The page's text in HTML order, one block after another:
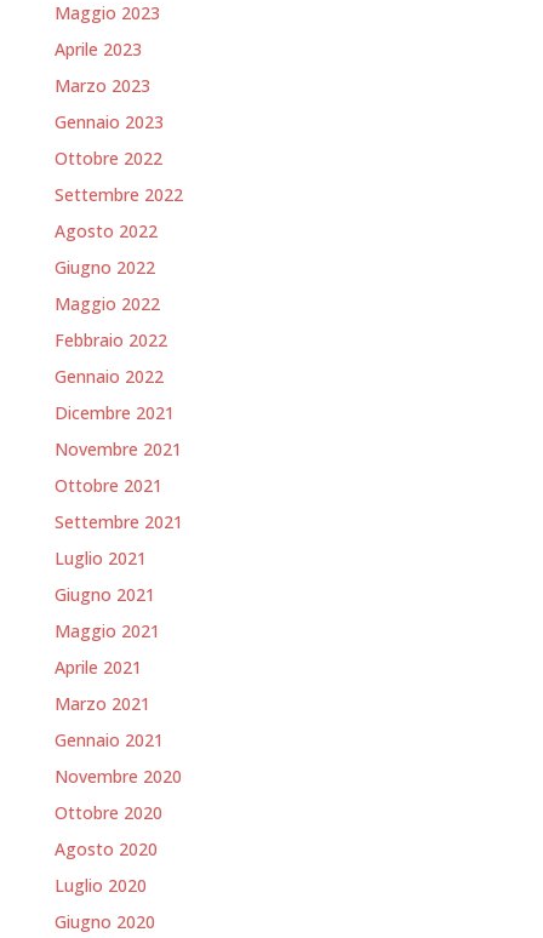
Maggio 2023
Aprile 2023
Marzo 2023
Gennaio 2023
Ottobre 2022
Settembre 2022
Agosto 2022
Giugno 2022
Maggio 2022
Febbraio 2022
Gennaio 2022
Dicembre 2021
Novembre 2021
Ottobre 2021
Settembre 2021
Luglio 2021
Giugno 2021
Maggio 2021
Aprile 2021
Marzo 2021
Gennaio 2021
Novembre 2020
Ottobre 2020
Agosto 2020
Luglio 2020
Giugno 2020